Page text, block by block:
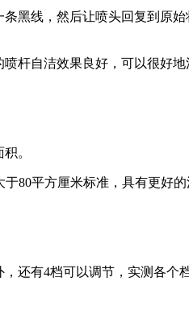
黑线，然后让喷头回复到原始
自洁效果良好，可以很好地
。
80平方厘米标准，具有更好的
还有4档可以调节，实测各个